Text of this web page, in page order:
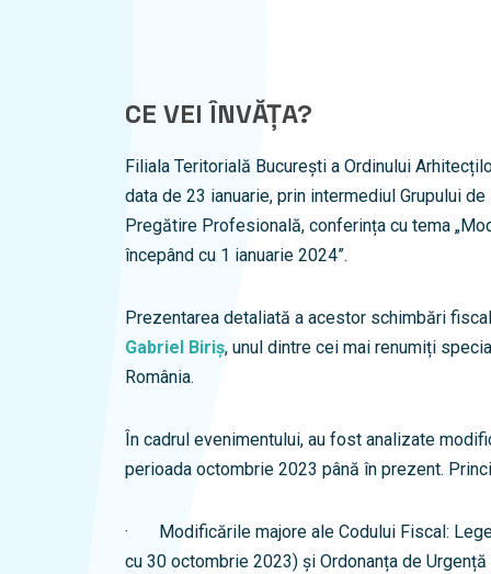
CE VEI ÎNVĂȚA?
Filiala Teritorială București a Ordinului
data de 23 ianuarie, prin intermediul Grupului
Pregătire Profesională, conferința cu tema
începând cu 1 ianuarie 2024”.
Prezentarea detaliată a acestor schimbări
Gabriel Biriș, unul dintre cei mai renumiți
România.
În cadrul evenimentului, au fost analizate
perioada octombrie 2023 până în prezent.
· Modificările majore ale Codului Fiscal:
cu 30 octombrie 2023) și Ordonanța de